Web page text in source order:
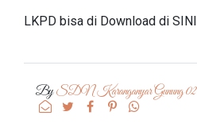
LKPD bisa di Download di SINI
BySDN Karanganyar Gunung 02